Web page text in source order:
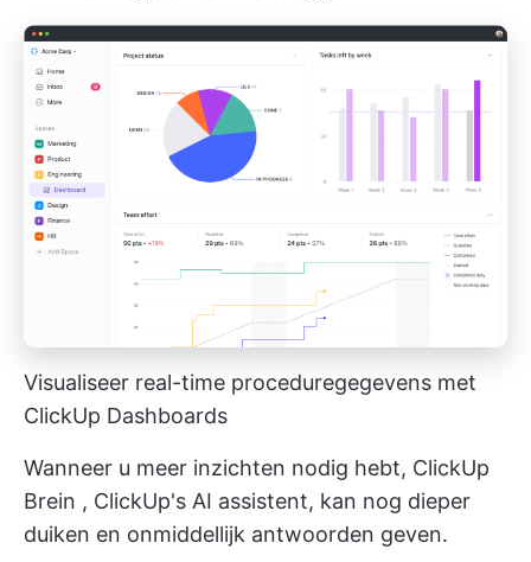
Visualiseer real-time proceduregegevens met
ClickUp Dashboards
Wanneer u meer inzichten nodig hebt, ClickUp
Brein , ClickUp's AI assistent, kan nog dieper
duiken en onmiddellijk antwoorden geven.